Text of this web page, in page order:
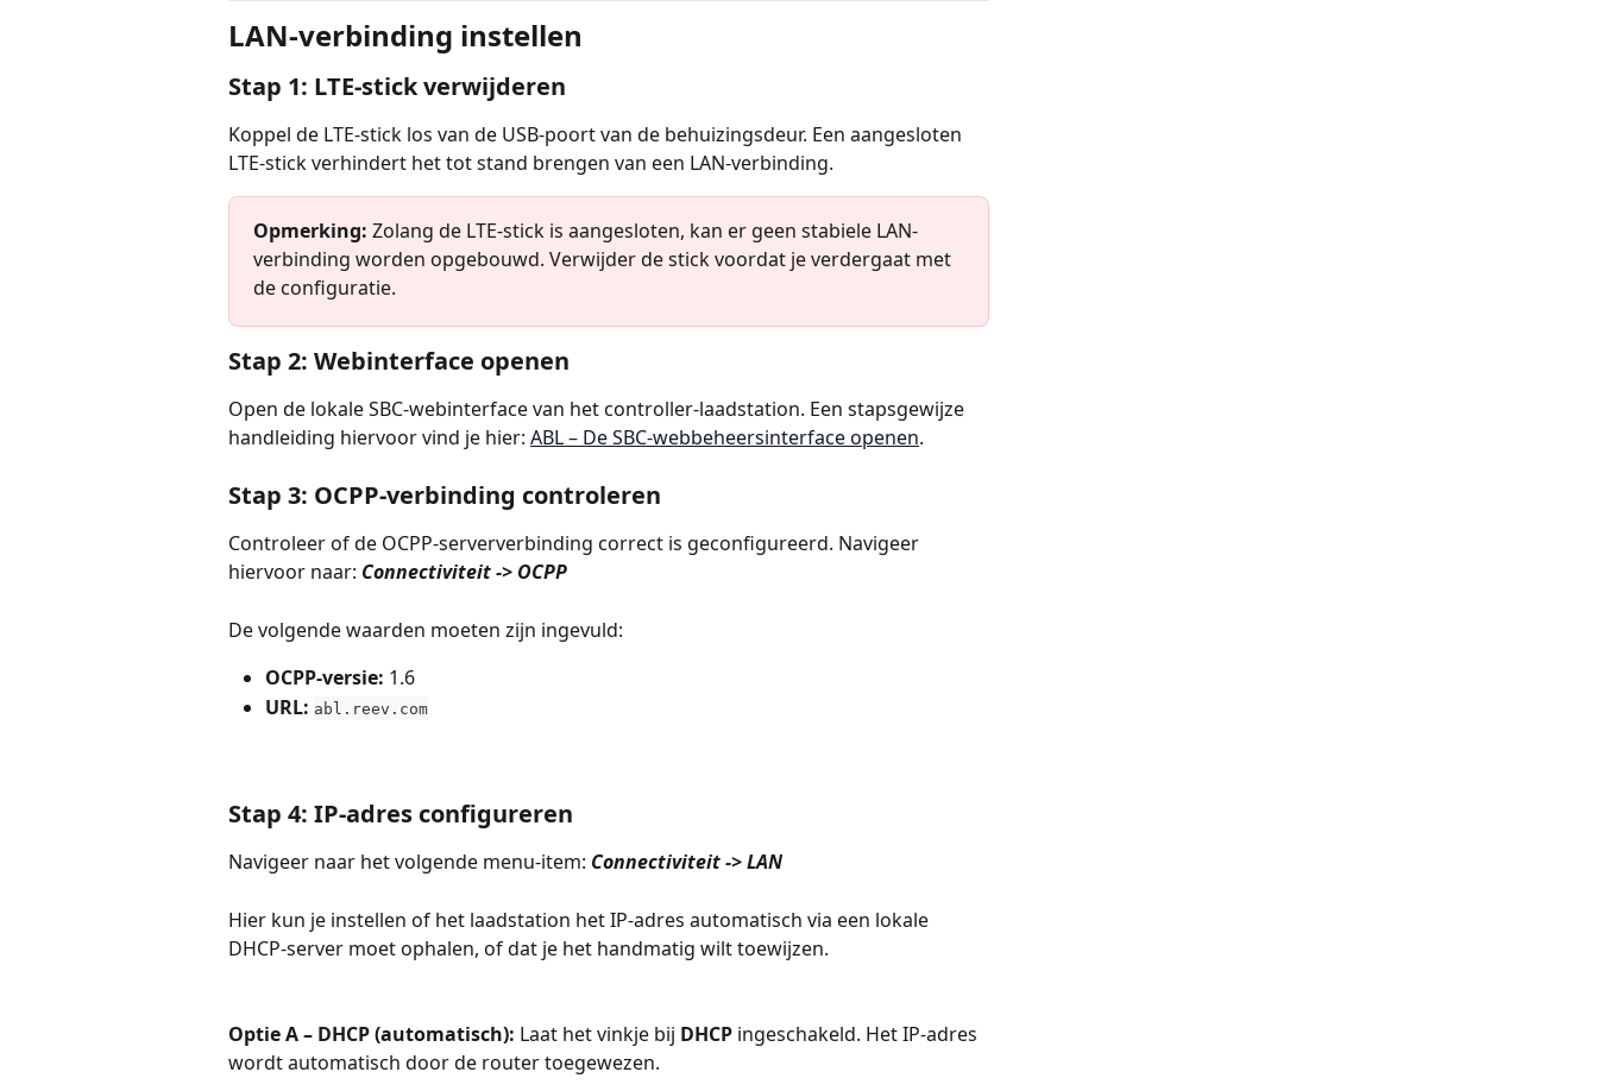
LAN-verbinding instellen
Stap 1: LTE-stick verwijderen
Koppel de LTE-stick los van de USB-poort van de behuizingsdeur. Een aangesloten
LTE-stick verhindert het tot stand brengen van een LAN-verbinding.
Opmerking: Zolang de LTE-stick is aangesloten, kan er geen stabiele LAN-
verbinding worden opgebouwd. Verwijder de stick voordat je verdergaat met
de configuratie.
Stap 2: Webinterface openen
Open de lokale SBC-webinterface van het controller-laadstation. Een stapsgewijze
handleiding hiervoor vind je hier: ABL – De SBC-webbeheersinterface openen.
Stap 3: OCPP-verbinding controleren
Controleer of de OCPP-serververbinding correct is geconfigureerd. Navigeer
hiervoor naar: Connectiviteit -> OCPP
De volgende waarden moeten zijn ingevuld:
OCPP-versie: 1.6
URL: abl.reev.com
Stap 4: IP-adres configureren
Navigeer naar het volgende menu-item: Connectiviteit -> LAN
Hier kun je instellen of het laadstation het IP-adres automatisch via een lokale
DHCP-server moet ophalen, of dat je het handmatig wilt toewijzen.
Optie A – DHCP (automatisch): Laat het vinkje bij DHCP ingeschakeld. Het IP-adres
wordt automatisch door de router toegewezen.